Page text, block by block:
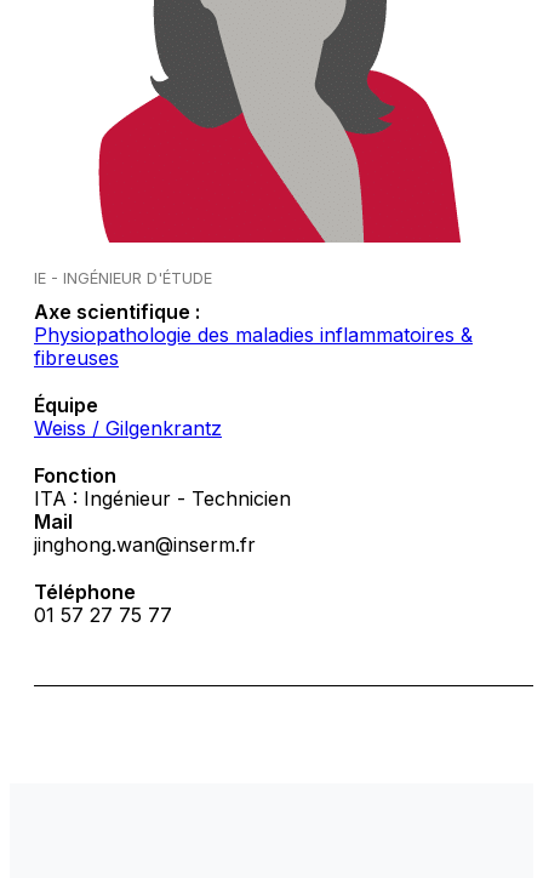
IE - INGÉNIEUR D'ÉTUDE
Axe scientifique :
Physiopathologie des maladies inflammatoires &
fibreuses
Équipe
Weiss / Gilgenkrantz
Fonction
ITA : Ingénieur - Technicien
Mail
jinghong.wan@inserm.fr
Téléphone
01 57 27 75 77